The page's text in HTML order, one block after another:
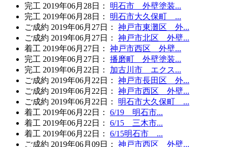
完工 2019年06月28日 ：
明石市 外壁塗装...
完工 2019年06月28日 ：
明石市大久保町 ...
ご成約 2019年06月27日 ：
神戸市東灘区 外...
ご成約 2019年06月27日 ：
神戸市北区 外壁...
着工 2019年06月27日 ：
神戸市西区 外壁...
完工 2019年06月27日 ：
播磨町 外壁塗装...
完工 2019年06月22日 ：
加古川市 エクス...
ご成約 2019年06月22日 ：
神戸市長田区 外...
ご成約 2019年06月22日 ：
神戸市西区 外壁...
ご成約 2019年06月22日 ：
明石市大久保町 ...
着工 2019年06月22日 ：
6/19 明石市...
着工 2019年06月22日 ：
6/15 三木市...
着工 2019年06月22日 ：
6/15明石市 ...
ご成約 2019年06月09日 ： 神戸市西区 外壁...